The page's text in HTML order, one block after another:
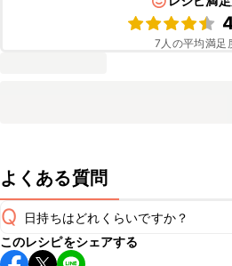
7 人の平均満足
よくある質問
Q 日持ちはどれくらいですか？
こちらのレシピは出来たてをお召し
このレシピをシェアする